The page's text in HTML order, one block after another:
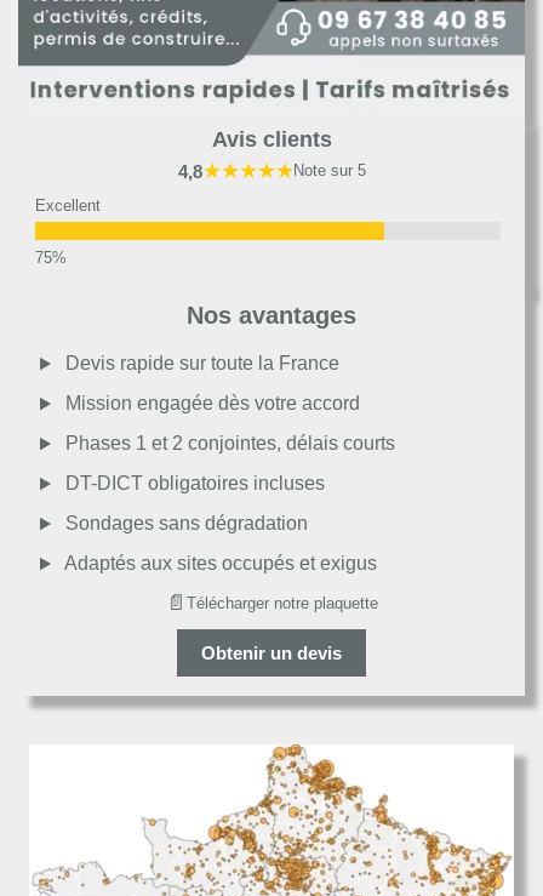
Avis clients
4,8★★★★★Note sur 5
Excellent
Moyen
Passable
Décevant
Nos avantages
Devis rapide sur toute la France
Mission engagée dès votre accord
Phases 1 et 2 conjointes, délais courts
DT-DICT obligatoires incluses
Sondages sans dégradation
Adaptés aux sites occupés et exigus
📄 Télécharger notre plaquette
Obtenir un devis